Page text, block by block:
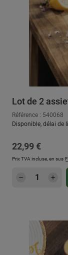
Lot de 2
Référence : 540068
Disponible, délai de
Prix régulier :
22,99 €
Prix TVA incluse, en sus
Quantité